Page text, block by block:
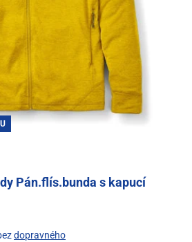
Pán.flís.bunda s kapucí
dopravného